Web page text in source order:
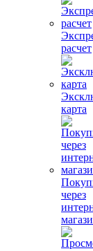
расчет
карта
через